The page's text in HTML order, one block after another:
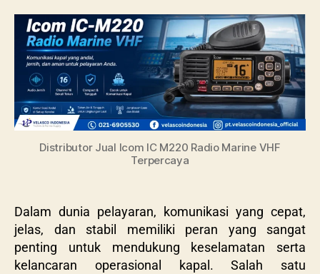
Distributor Jual Icom IC M220 Radio Marine VHF
Terpercaya
Dalam dunia pelayaran, komunikasi yang cepat,
jelas, dan stabil memiliki peran yang sangat
penting untuk mendukung keselamatan serta
kelancaran operasional kapal. Salah satu